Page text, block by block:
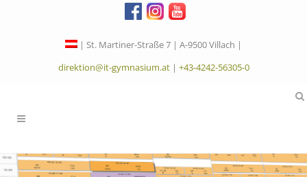
| St. Martiner-Straße 7 | A-9500 Villach |
direktion@it-gymnasium.at| +43-4242-56305-0